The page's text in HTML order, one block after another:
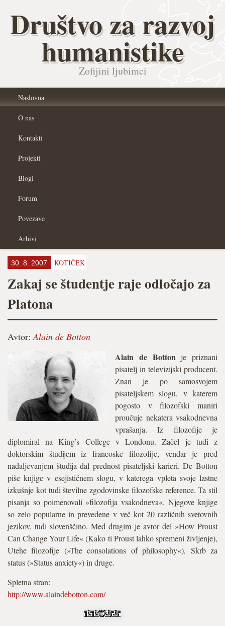
Društvo za razvoj
humanistike
Zofijini ljubimci
Naslovna
O nas
Kontakti
Projekti
Blogi
Forum
Povezave
Arhivi
30. 8. 2007 KOTIČEK
Zakaj se študentje raje odločajo za
Platona
Avtor:Alain de Botton
Alain de Botton je priznani
pisatelj in televizijski producent.
Znan je po samosvojem
pisateljskem slogu, v katerem
pogosto v filozofski maniri
proučuje nekatera vsakodnevna
vprašanja. Iz filozofije je
diplomiral na King’s College v Londonu. Začel je tudi z
doktorskim študijem iz francoske filozofije, vendar je pred
nadaljevanjem študija dal prednost pisateljski karieri. De Botton
piše knjige v esejističnem slogu, v katerega vpleta svoje lastne
izkušnje kot tudi številne zgodovinske filozofske reference. Ta stil
pisanja so poimenovali »filozofija vsakodneva«. Njegove knjige
so zelo popularne in prevedene v več kot 20 različnih svetovnih
jezikov, tudi slovenščino. Med drugim je avtor del »How Proust
Can Change Your Life« (Kako ti Proust lahko spremeni življenje),
Utehe filozofije (»The consolations of philosophy«), Skrb za
status (»Status anxiety«) in druge.
Spletna stran:
http://www.alaindebotton.com/